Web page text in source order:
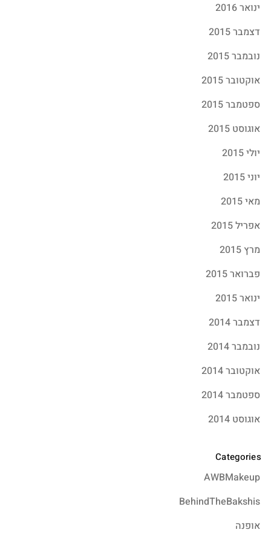
ינואר 2016
דצמבר 2015
נובמבר 2015
אוקטובר 2015
ספטמבר 2015
אוגוסט 2015
יולי 2015
יוני 2015
מאי 2015
אפריל 2015
מרץ 2015
פברואר 2015
ינואר 2015
דצמבר 2014
נובמבר 2014
אוקטובר 2014
ספטמבר 2014
אוגוסט 2014
Categories
AWBMakeup
BehindTheBakshis
אופנה